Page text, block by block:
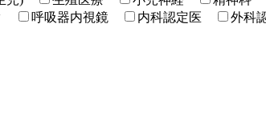
呼吸器内視鏡 内科認定医 外科